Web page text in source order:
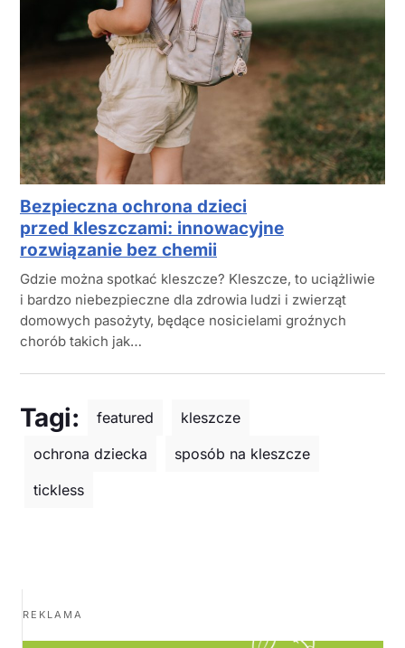
Bezpieczna ochrona dzieci
przed kleszczami: innowacyjne
rozwiązanie bez chemii
Gdzie można spotkać kleszcze? Kleszcze, to uciążliwie
i bardzo niebezpieczne dla zdrowia ludzi i zwierząt
domowych pasożyty, będące nosicielami groźnych
chorób takich jak…
Tagi: featured
kleszcze
ochrona dziecka
sposób na kleszcze
tickless
REKLAMA